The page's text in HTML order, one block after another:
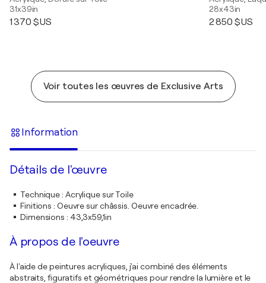
31x39in
1 370 $US
28x43in
2 850 $US
Voir toutes les œuvres de Exclusive Arts
Information
Détails de l'œuvre
Technique: Acrylique sur Toile
Finitions : Oeuvre sur châssis. Oeuvre encadrée.
Dimensions : 43,3x59,1in
À propos de l'oeuvre
À l'aide de peintures acryliques, j'ai combiné des éléments
abstraits, figuratifs et géométriques pour rendre la lumière et le